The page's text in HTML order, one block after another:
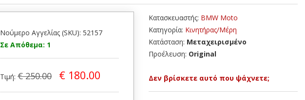
Νούμερο Αγγελίας (SKU): 52157
Σε Απόθεμα: 1
Τιμή: € 250.00 € 180.00
Κατασκευαστής: BMW Moto
Κατηγορία: Κινητήρας/Μέρη
Κατάσταση: Μεταχειρισμένο
Προέλευση: Original
Δεν βρίσκετε αυτό που ψάχνετε;